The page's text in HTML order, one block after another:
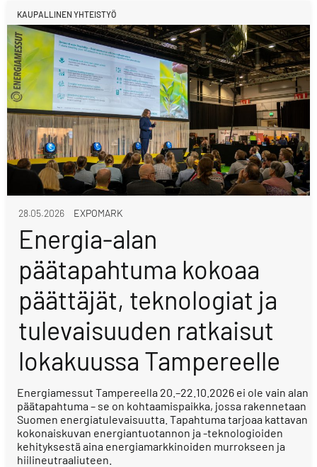
KAUPALLINEN YHTEISTYÖ
28.05.2026 EXPOMARK
Energia-alan
päätapahtuma kokoaa
päättäjät, teknologiat ja
tulevaisuuden ratkaisut
lokakuussa Tampereelle
Energiamessut Tampereella 20.–22.10.2026 ei ole vain alan
päätapahtuma – se on kohtaamispaikka, jossa rakennetaan
Suomen energiatulevaisuutta. Tapahtuma tarjoaa kattavan
kokonaiskuvan energiantuotannon ja -teknologioiden
kehityksestä aina energiamarkkinoiden murrokseen ja
hiilineutraaliuteen.